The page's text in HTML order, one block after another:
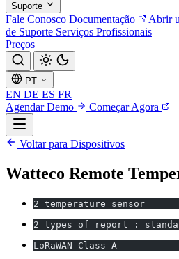
Suporte
Fale Conosco Documentação Abrir
de Suporte Serviços Profissionais
Preços
PT
EN DE ES FR
Agendar Demo
Começar Agora
Voltar para Dispositivos
Watteco Remote
2 temperature sensor
2 types of report :
LoRaWAN Class A